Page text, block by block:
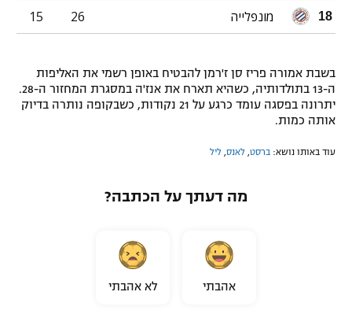
18 מונפלייה 26
15
בשבת אמורה פריז סן ז'רמן להבטיח באופן רשמי את האליפות
ה-13 בתולדותיה, כשהיא תארח את אנז'ה במסגרת המחזור ה-28.
יתרונה בפסגה עומד כרגע על 21 נקודות, כשבקופה נותרה בדיוק
אותה כמות.
עוד באותו נושא: ברסט לאנס ליל
מה דעתך על הכתבה?
אהבתי לא אהבתי